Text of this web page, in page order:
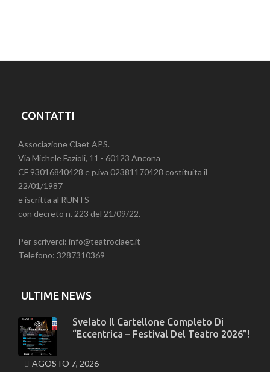
CONTATTI
Associazione Claet APS.
Via Michele Fazioli, 11 - 60123 Ancona
CF 93016840428 e p.iva 02381170428 costituita il
22/01/1987
e iscritta al RUNTS
con decreto n. 223 del 21/09/22.
Per scriverci: info@teatroclaet.it
Telefono: 3287310369
ULTIME NEWS
Svelato Il Cartellone Completo Di
“Eccentrica – Festival Del Teatro 2026”!
AGOSTO 7, 2026